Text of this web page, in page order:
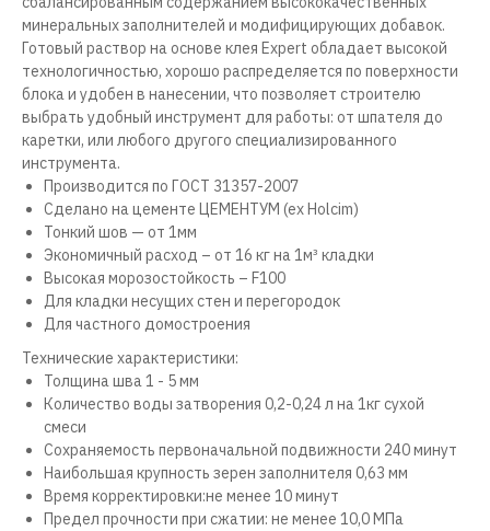
минеральных заполнителей и модифицирующих добавок.
Готовый раствор на основе клея Expert обладает высокой
технологичностью, хорошо распределяется по поверхности
блока и удобен в нанесении, что позволяет строителю
выбрать удобный инструмент для работы: от шпателя до
каретки, или любого другого специализированного
инструмента.
Производится по ГОСТ 31357-2007
Сделано на цементе ЦЕМЕНТУМ (ex Holcim)
Тонкий шов — от 1мм
Экономичный расход – от 16 кг на 1м³ кладки
Высокая морозостойкость – F100
Для кладки несущих стен и перегородок
Для частного домостроения
Технические характеристики:
Толщина шва 1 - 5 мм
Количество воды затворения 0,2-0,24 л на 1кг сухой
смеси
Сохраняемость первоначальной подвижности 240 минут
Наибольшая крупность зерен заполнителя 0,63 мм
Время корректировки:не менее 10 минут
Предел прочности при сжатии: не менее 10,0 МПа